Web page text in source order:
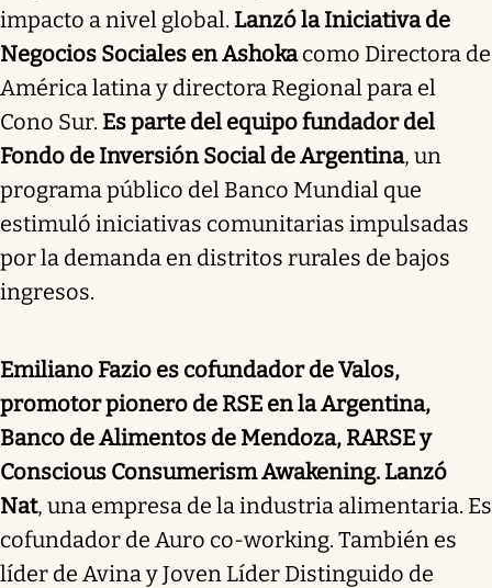
impacto a nivel global. Lanzó la Iniciativa de
Negocios Sociales en Ashokacomo Directora de
América latina y directora Regional para el
Cono Sur. Es parte del equipo fundador del
Fondo de Inversión Social de Argentina, un
programa público del Banco Mundial que
estimuló iniciativas comunitarias impulsadas
por la demanda en distritos rurales de bajos
ingresos.
Emiliano Fazio es cofundador de Valos,
promotor pionero de RSE en la Argentina,
Banco de Alimentos de Mendoza, RARSE y
Conscious Consumerism Awakening. Lanzó
Nat, una empresa de la industria alimentaria. Es
cofundador de Auro co-working. También es
líder de Avina y Joven Líder Distinguido de